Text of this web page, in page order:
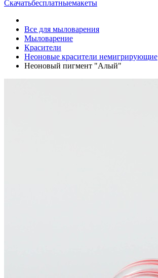
Скачатьбесплатныемакеты
Все для мыловарения
Мыловарение
Красители
Неоновые красители немигрирующие
Неоновый пигмент "Алый"